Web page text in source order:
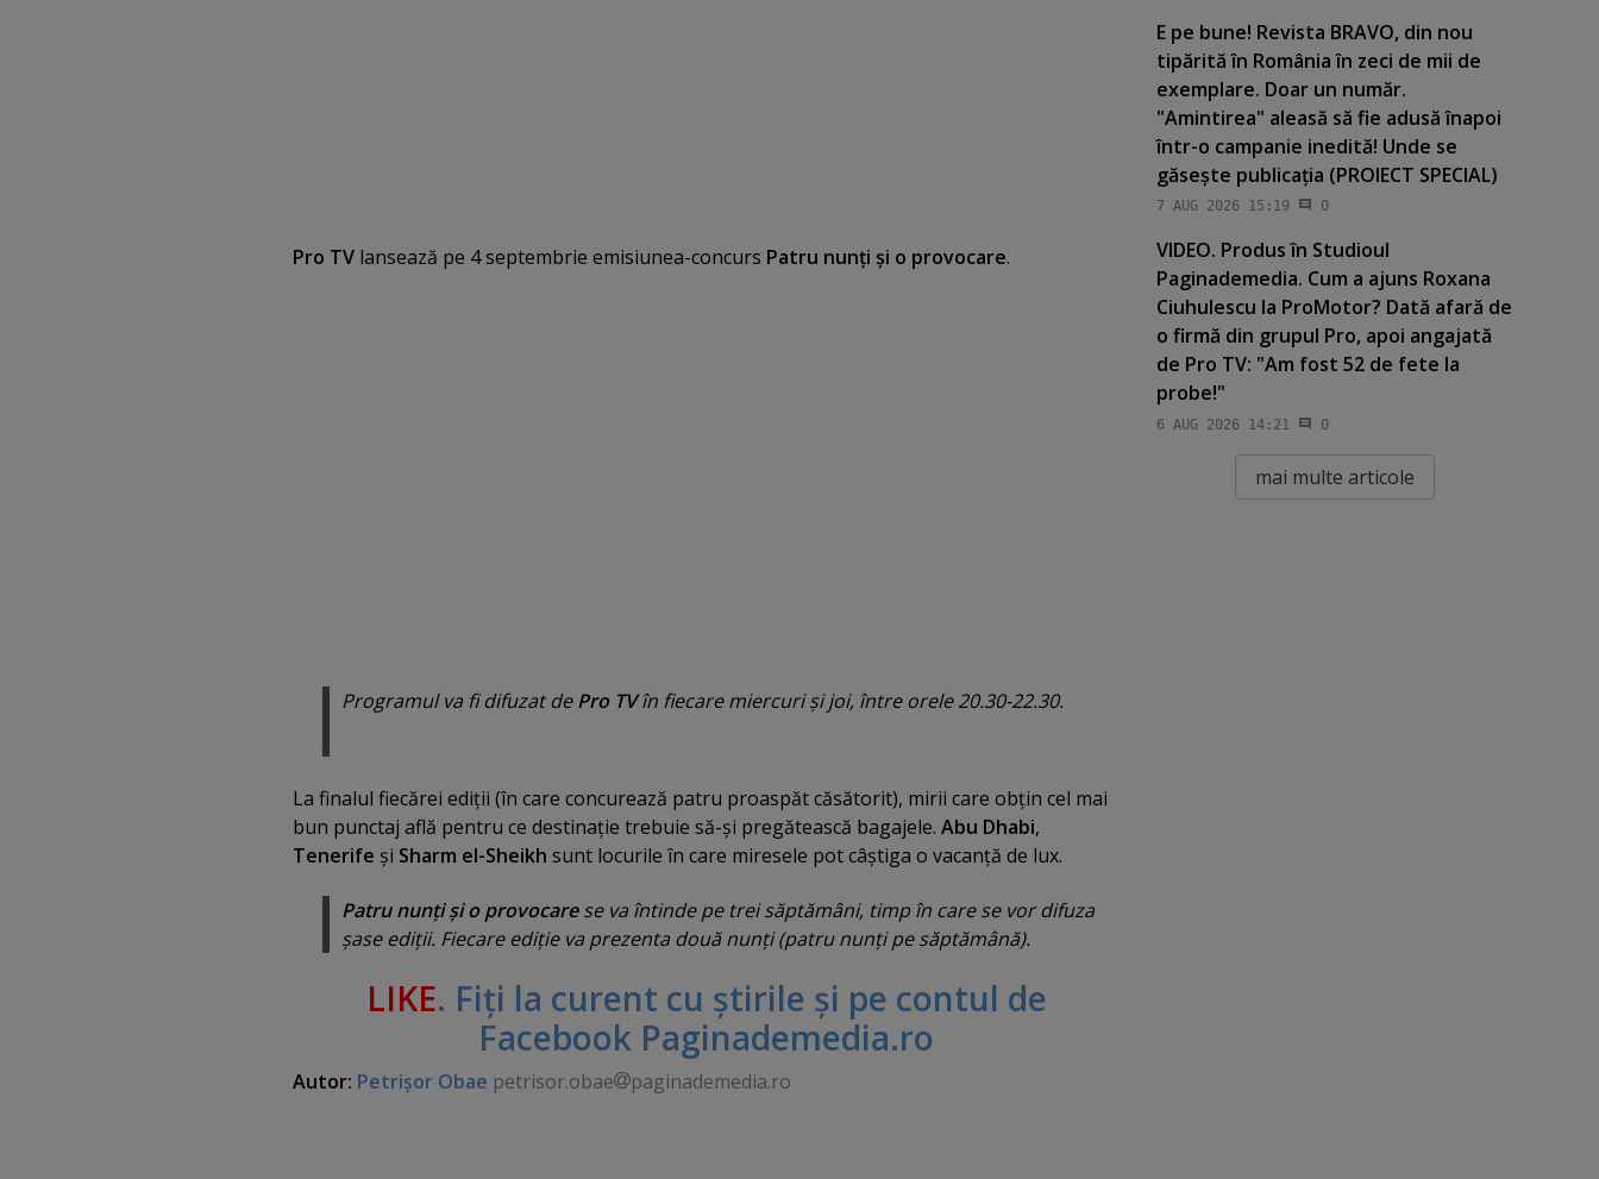
Pro TV lansează pe 4 septembrie emisiunea-concurs Patru nunţi şi o provocare.
Programul va fi difuzat dePro TVîn fiecare miercuri şi joi, între orele 20.30-22.30.
La finalul fiecărei ediţii (în care concurează patru proaspăt căsătorit), mirii care obţin cel mai
bun punctaj află pentru ce destinaţie trebuie să-şi pregătească bagajele. Abu Dhabi,
Tenerife şi Sharm el-Sheikh sunt locurile în care miresele pot câştiga o vacanţă de lux.
Patru nunţi şi o provocarese va întinde pe trei săptămâni, timp în care se vor difuza
şase ediţii. Fiecare ediţie va prezenta două nunţi (patru nunţi pe săptămână).
LIKE. Fiţi la curent cu ştirile şi pe contul de
Facebook Paginademedia.ro
Autor: Petrişor Obae petrisor.obae paginademedia.ro
E pe bune! Revista BRAVO, din nou
tipărită în România în zeci de mii de
exemplare. Doar un număr.
"Amintirea" aleasă să fie adusă înapoi
într-o campanie inedită! Unde se
găseşte publicaţia (PROIECT SPECIAL)
7 AUG 2026 15:19 0
VIDEO. Produs în Studioul
Paginademedia. Cum a ajuns Roxana
Ciuhulescu la ProMotor? Dată afară de
o firmă din grupul Pro, apoi angajată
de Pro TV: "Am fost 52 de fete la
probe!"
6 AUG 2026 14:21 0
mai multe articole